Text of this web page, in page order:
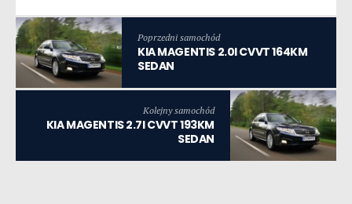
Poprzedni samochód
KIA MAGENTIS 2.0I CVVT 164KM
SEDAN
Kolejny samochód
KIA MAGENTIS 2.7I CVVT 193KM
SEDAN